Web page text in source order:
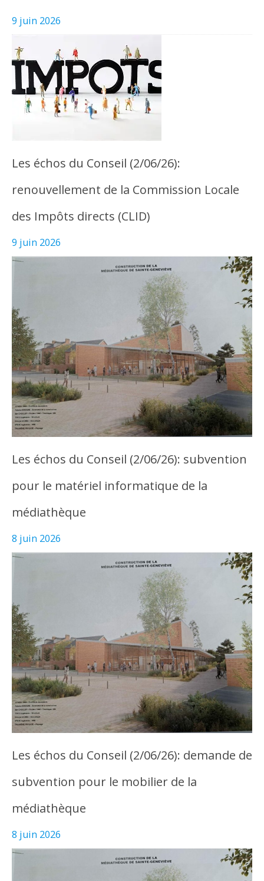
9 juin 2026
Les échos du Conseil (2/06/26):
renouvellement de la Commission Locale
des Impôts directs (CLID)
9 juin 2026
Les échos du Conseil (2/06/26): subvention
pour le matériel informatique de la
médiathèque
8 juin 2026
Les échos du Conseil (2/06/26): demande de
subvention pour le mobilier de la
médiathèque
8 juin 2026